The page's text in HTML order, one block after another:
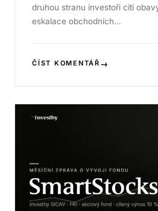
druhou stranu investoři cítí
eskalace obchodních…
ČÍST KOMENTÁŘ →